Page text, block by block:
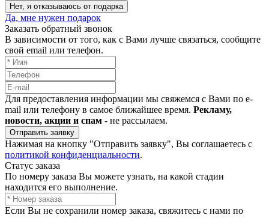
Нет, я отказываюсь от подарка
Да, мне нужен подарок
Заказать обратный звонок
В зависимости от того, как с Вами лучше связаться, сообщите
свой email или телефон.
Для предоставления информации мы свяжемся с Вами по e-
mail или телефону в самое ближайшее время. Рекламу,
новости, акции и спам - не рассылаем.
Отправить заявку
Нажимая на кнопку "Отправить заявку", Вы соглашаетесь с
политикой конфиденциальности.
Статус заказа
По номеру заказа Вы можете узнать, на какой стадии
находится его выполнение.
Если Вы не сохранили номер заказа, свяжитесь с нами по